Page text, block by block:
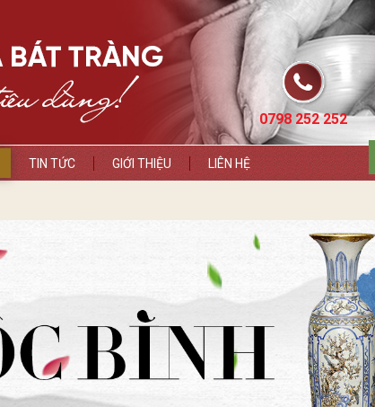
0798 252 252
TIN TỨC GIỚI THIỆU LIÊN HỆ